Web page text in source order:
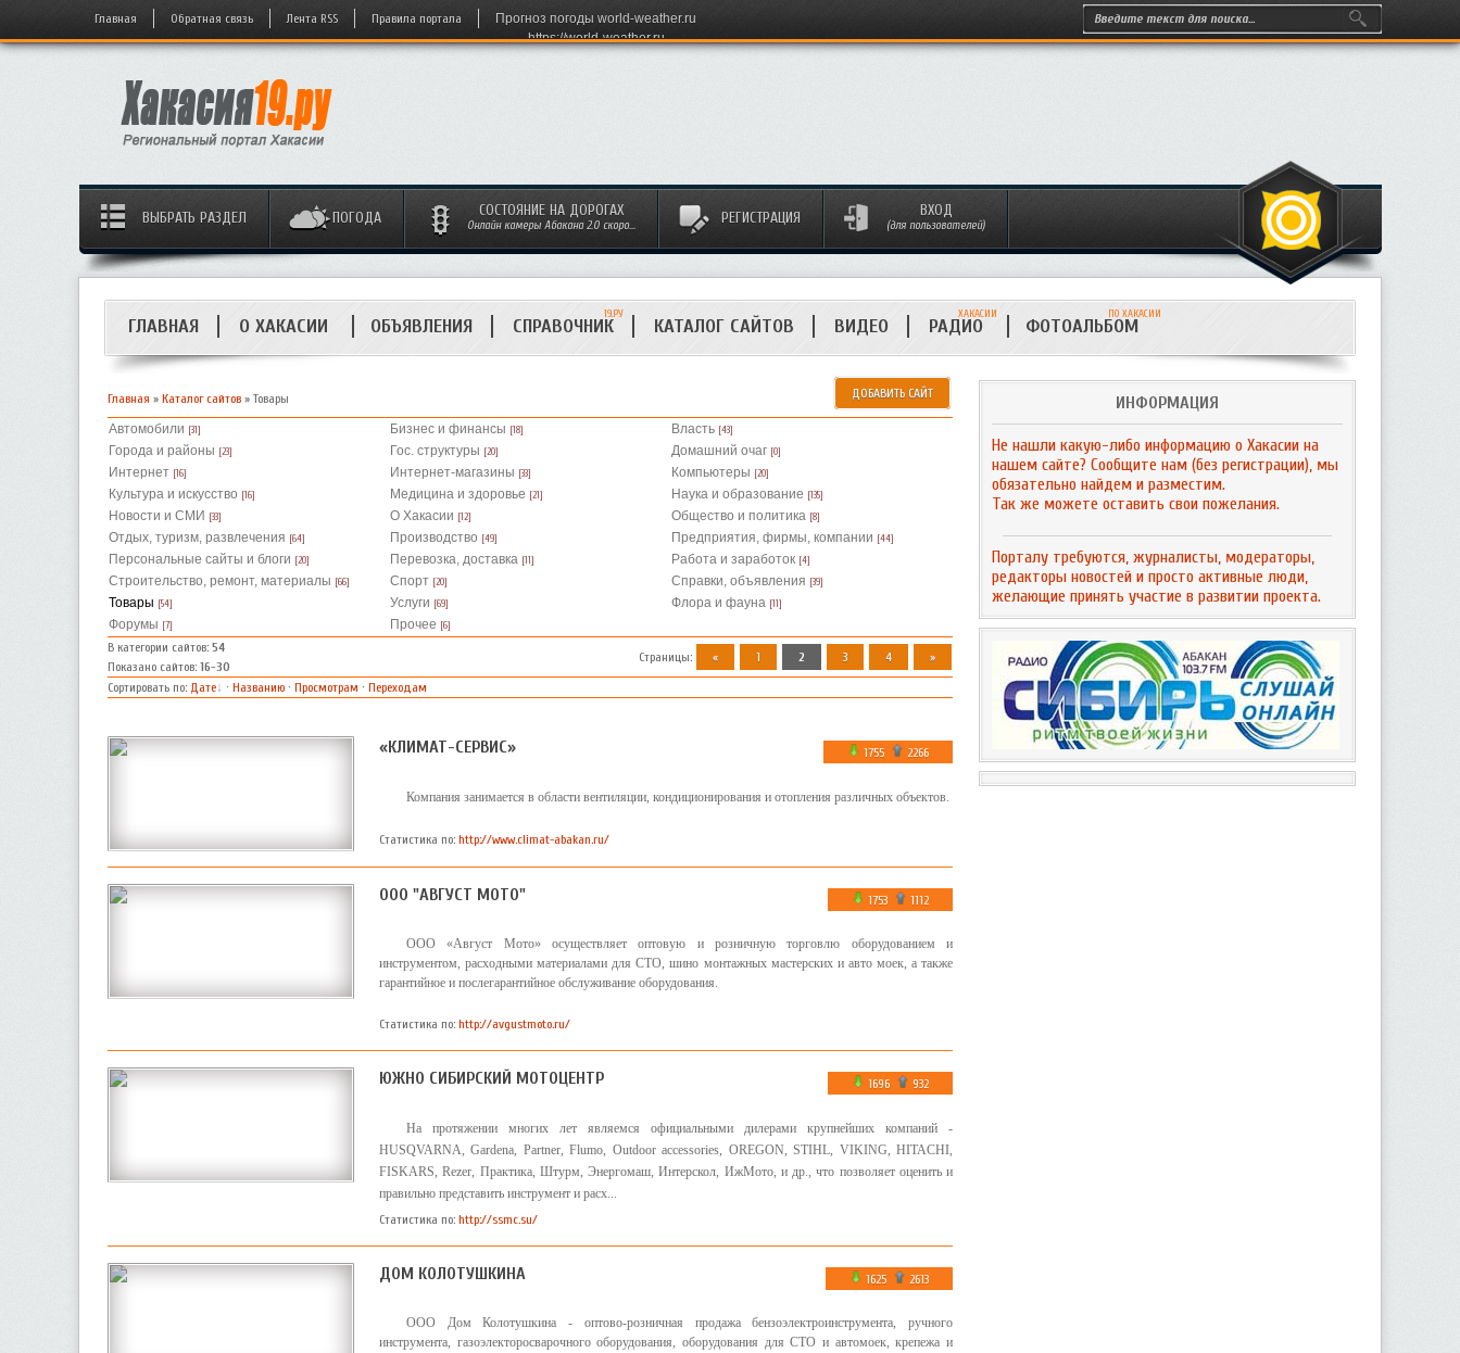
Главная Обратная связь Лента RSS Правила портала
Прогноз погоды world-weather.ru
https://world-weather.ru
ВЫБРАТЬ РАЗДЕЛ ПОГОДА СОСТОЯНИЕ НА ДОРОГАХ
Онлайн камеры Абакана 2.0 скоро... РЕГИСТРАЦИЯ ВХОД
(для пользователей)
ГЛАВНАЯ О ХАКАСИИ ОБЪЯВЛЕНИЯ СПРАВОЧНИК
19.РУ
КАТАЛОГ САЙТОВ ВИДЕО РАДИО
ХАКАСИИ
ФОТОАЛЬБОМ
ПО ХАКАСИИ
Главная » Каталог сайтов » Товары ДОБАВИТЬ САЙТ
Автомобили [31] Бизнес и финансы [18] Власть [43]
Города и районы [23] Гос. структуры [20] Домашний очаг [0]
Интернет [16] Интернет-магазины [33] Компьютеры [20]
Культура и искусство [16] Медицина и здоровье [21] Наука и образование [135]
Новости и СМИ [33] О Хакасии [12] Общество и политика [8]
Отдых, туризм, развлечения [64] Производство [49] Предприятия, фирмы, компании [44]
Персональные сайты и блоги [20] Перевозка, доставка [11] Работа и заработок [4]
Строительство, ремонт, материалы [66] Спорт [20] Справки, объявления [39]
Товары [54] Услуги [69] Флора и фауна [11]
Форумы [7] Прочее [6]
В категории сайтов: 54
Показано сайтов: 16-30
Страницы: « 1 2 3 4
»
Сортировать по: Дате · Названию · Просмотрам · Переходам
«КЛИМАТ-СЕРВИС» 1755 2266
Компания занимается в области вентиляции, кондиционирования и отопления различных объектов.
Статистика по: http://www.climat-abakan.ru/
ООО "АВГУСТ МОТО" 1753 1112
ООО «Август Мото» осуществляет оптовую и розничную торговлю оборудованием и
инструментом, расходными материалами для СТО, шино монтажных мастерских и авто моек, а также
гарантийное и послегарантийное обслуживание оборудования.
Статистика по: http://avgustmoto.ru/
ЮЖНО СИБИРСКИЙ МОТОЦЕНТР 1696 932
На протяжении многих лет являемся официальными дилерами крупнейших компаний -
HUSQVARNA, Gardena, Partner, Flumo, Outdoor accessories, OREGON, STIHL, VIKING, HITACHI,
FISKARS, Rezer, Практика, Штурм, Энергомаш, Интерскол, ИжМото, и др., что позволяет оценить и
правильно представить инструмент и расх...
Статистика по: http://ssmc.su/
ДОМ КОЛОТУШКИНА 1625 2613
ООО Дом Колотушкина - оптово-розничная продажа бензоэлектроинструмента, ручного
инструмента, газоэлекторосварочного оборудования, оборудования для СТО и автомоек, крепежа и
ИНФОРМАЦИЯ
Не нашли какую-либо информацию о Хакасии на
нашем сайте? Сообщите нам (без регистрации), мы
обязательно найдем и разместим.
Так же можете оставить свои пожелания.
Порталу требуются, журналисты, модераторы,
редакторы новостей и просто активные люди,
желающие принять участие в развитии проекта.